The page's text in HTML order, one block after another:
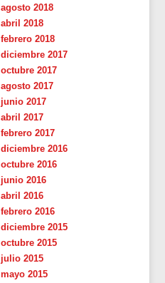
agosto 2018
abril 2018
febrero 2018
diciembre 2017
octubre 2017
agosto 2017
junio 2017
abril 2017
febrero 2017
diciembre 2016
octubre 2016
junio 2016
abril 2016
febrero 2016
diciembre 2015
octubre 2015
julio 2015
mayo 2015